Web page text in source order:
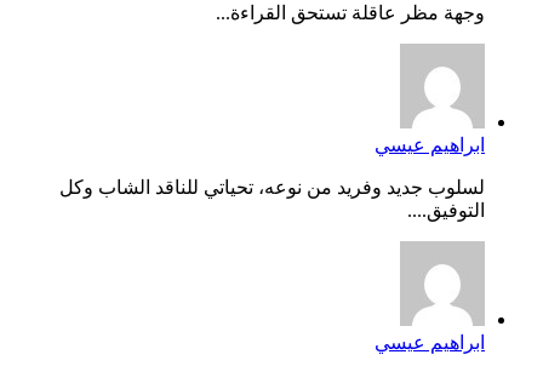
وجهة مظر عاقلة تستحق القراءة...
ابراهيم عيسي
لسلوب جديد وفريد من نوعه، تحياتي للناقد الشاب وكل
التوفيق....
ابراهيم عيسي